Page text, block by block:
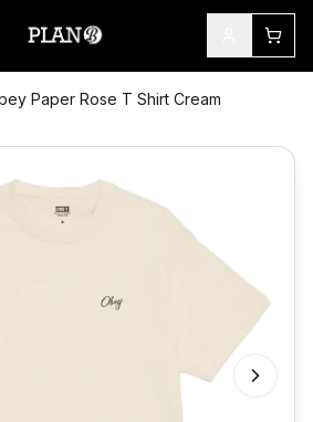
Paper Rose T Shirt Cream